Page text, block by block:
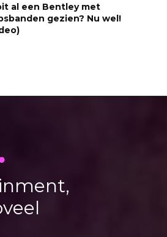
al een Bentley met
gezien? Nu wel!